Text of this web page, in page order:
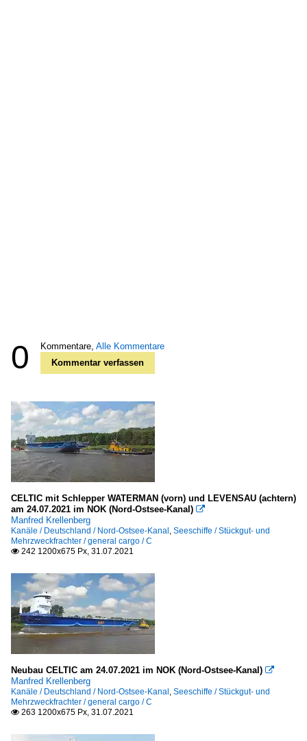
0 Kommentare, Alle Kommentare
Kommentar verfassen
CELTIC mit Schlepper WATERMAN (vorn) und LEVENSAU (achtern)
am 24.07.2021 im NOK (Nord-Ostsee-Kanal) 
Manfred Krellenberg
Kanäle / Deutschland / Nord-Ostsee-Kanal, Seeschiffe / Stückgut- und
Mehrzweckfrachter / general cargo / C
 242 1200x675 Px, 31.07.2021
Neubau CELTIC am 24.07.2021 im NOK (Nord-Ostsee-Kanal) 
Manfred Krellenberg
Kanäle / Deutschland / Nord-Ostsee-Kanal, Seeschiffe / Stückgut- und
Mehrzweckfrachter / general cargo / C
 263 1200x675 Px, 31.07.2021